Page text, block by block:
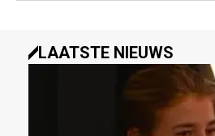
LAATSTE NIEUWS